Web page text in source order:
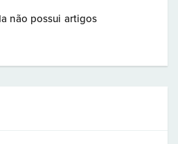
não possui artigos